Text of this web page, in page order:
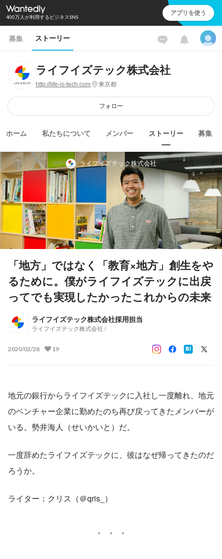
400万人が利用するビジネスSNS アプリを使う
募集 ストーリー
ライフイズテック株式会社
http://life-is-tech.com 東京都
フォロー
ホーム 私たちについて メンバー ストーリー 募集
ライフイズテック株式会社
「地方」ではなく「教育×地方」創生をや
るために。僕がライフイズテックに出戻
ってでも実現したかったこれからの未来
ライフイズテック株式会社採用担当
ライフイズテック株式会社 /
2020/02/28 19
地元の銀行からライフイズテックに入社し一度離れ、地元
のベンチャー企業に勤めたのち再び戻ってきたメンバーが
いる。勢井海人（せいかいと）だ。
一度辞めたライフイズテックに、彼はなぜ帰ってきたのだ
ろうか。
ライター：クリス（＠qris_）